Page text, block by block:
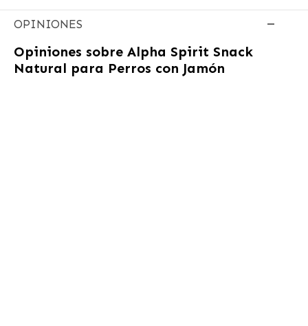
OPINIONES
Opiniones sobre Alpha Spirit Snack
Natural para Perros con Jamón